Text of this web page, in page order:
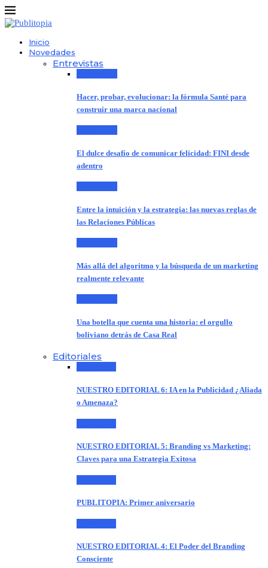
Inicio
Novedades
Entrevistas
Hacer, probar, evolucionar: la fórmula Santé para
construir una marca nacional
El dulce desafío de comunicar felicidad: FINI desde
adentro
Entre la intuición y la estrategia: las nuevas reglas de
las Relaciones Públicas
Más allá del algoritmo y la búsqueda de un marketing
realmente relevante
Una botella que cuenta una historia: el orgullo
boliviano detrás de Casa Real
Editoriales
NUESTRO EDITORIAL 6: IA en la Publicidad ¿Aliada
o Amenaza?
NUESTRO EDITORIAL 5: Branding vs Marketing:
Claves para una Estrategia Exitosa
PUBLITOPIA: Primer aniversario
NUESTRO EDITORIAL 4: El Poder del Branding
Consciente